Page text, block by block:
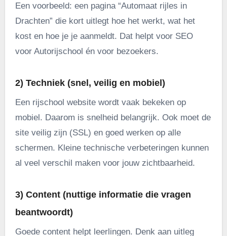
Een voorbeeld: een pagina “Automaat rijles in
Drachten” die kort uitlegt hoe het werkt, wat het
kost en hoe je je aanmeldt. Dat helpt voor SEO
voor Autorijschool én voor bezoekers.
2) Techniek (snel, veilig en mobiel)
Een rijschool website wordt vaak bekeken op
mobiel. Daarom is snelheid belangrijk. Ook moet de
site veilig zijn (SSL) en goed werken op alle
schermen. Kleine technische verbeteringen kunnen
al veel verschil maken voor jouw zichtbaarheid.
3) Content (nuttige informatie die vragen
beantwoordt)
Goede content helpt leerlingen. Denk aan uitleg